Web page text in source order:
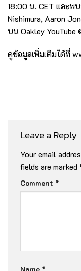
18:00 น. CET และพ
Nishimura, Aaron
บน Oakley YouTube
ดูข้อมูลเพิ่มเติมได้ที่
Leave a Reply
Your email
fields are marked
Comment *